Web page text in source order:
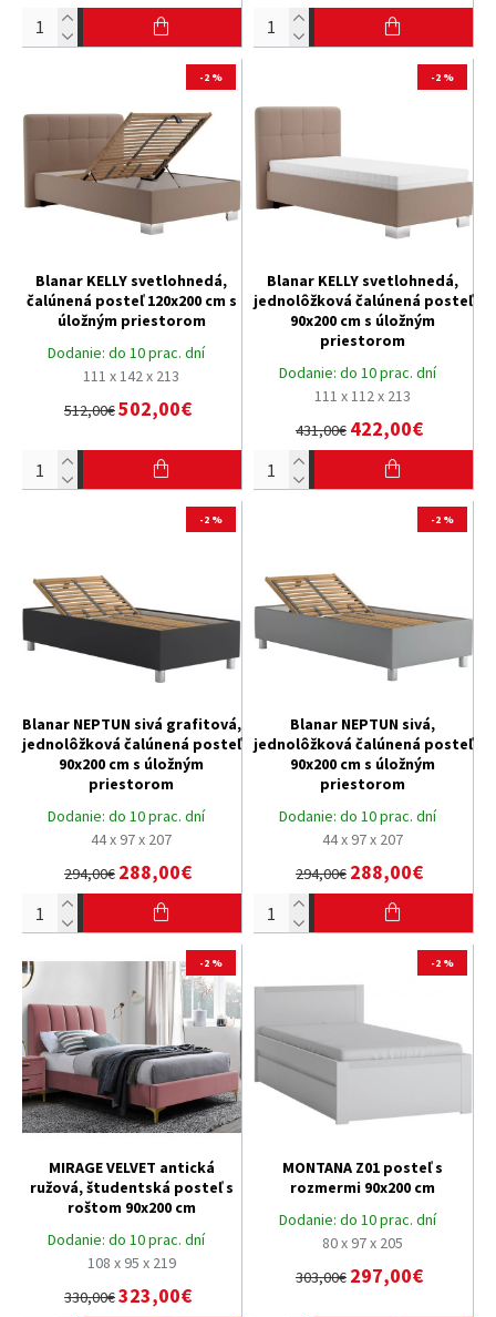
-2 %
Dodanie: do 10 prac. dní
111 x 142 x 213
Blanar KELLY svetlohnedá,
čalúnená posteľ 120x200 cm s
úložným priestorom
512,00€502,00€
-2 %
Dodanie: do 10 prac. dní
111 x 112 x 213
Blanar KELLY svetlohnedá,
jednolôžková čalúnená posteľ
90x200 cm s úložným
priestorom
431,00€ 422,00€
-2 %
Dodanie: do 10 prac. dní
44 x 97 x 207
Blanar NEPTUN sivá grafitová,
jednolôžková čalúnená posteľ
90x200 cm s úložným
priestorom
294,00€ 288,00€
-2 %
Dodanie: do 10 prac. dní
44 x 97 x 207
Blanar NEPTUN sivá,
jednolôžková čalúnená posteľ
90x200 cm s úložným
priestorom
294,00€ 288,00€
-2 %
Dodanie: do 10 prac. dní
108 x 95 x 219
MIRAGE VELVET antická
ružová, študentská posteľ s
roštom 90x200 cm
330,00€323,00€
-2 %
Dodanie: do 10 prac. dní
80 x 97 x 205
MONTANA Z01 posteľ s
rozmermi 90x200 cm
303,00€ 297,00€